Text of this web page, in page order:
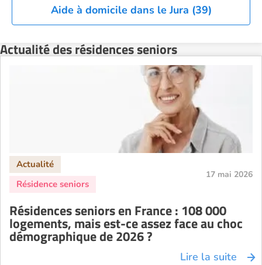
Résidence senior à la location Strasbourg
Résidence senior à la location Toulouse
Recherche par ville
Aide à domicile dans le Jura (39)
Actualité des résidences seniors
17 mai 2026
Résidences seniors en France : 108 000
logements, mais est-ce assez face au choc
démographique de 2026 ?
Lire la suite